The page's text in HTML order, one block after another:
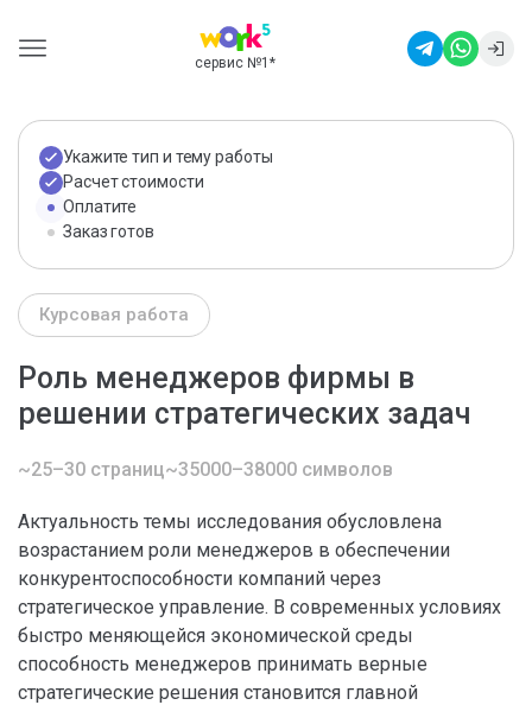
сервис №1 *
Укажите тип и тему работы
Расчет стоимости
Оплатите
Заказ готов
Курсовая работа
Роль менеджеров фирмы в
решении стратегических задач
~25–30 страниц~35000–38000 символов
Актуальность темы исследования обусловлена
возрастанием роли менеджеров в обеспечении
конкурентоспособности компаний через
стратегическое управление. В современных условиях
быстро меняющейся экономической среды
способность менеджеров принимать верные
стратегические решения становится главной